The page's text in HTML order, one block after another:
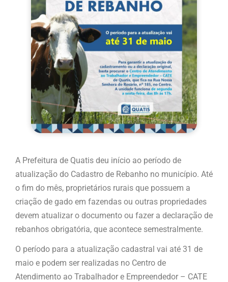
A Prefeitura de Quatis deu início ao período de
atualização do Cadastro de Rebanho no município. Até
o fim do mês, proprietários rurais que possuem a
criação de gado em fazendas ou outras propriedades
devem atualizar o documento ou fazer a declaração de
rebanhos obrigatória, que acontece semestralmente.
O período para a atualização cadastral vai até 31 de
maio e podem ser realizadas no Centro de
Atendimento ao Trabalhador e Empreendedor – CATE